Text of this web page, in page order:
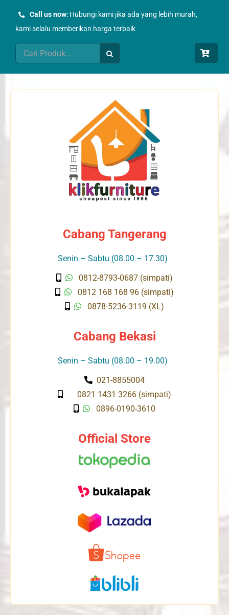
Call us now: Hubungi kami jika ada yang lebih murah,
kami selalu memberikan harga terbaik
Search
for:
Cabang Tangerang
Senin – Sabtu (08.00 – 17.30)
0812-8793-0687 (simpati)
0812 168 168 96 (simpati)
0878-5236-3119 (XL)
Cabang Bekasi
Senin – Sabtu (08.00 – 19.00)
021-8855004
0821 1431 3266 (simpati)
0896-0190-3610
Official Store